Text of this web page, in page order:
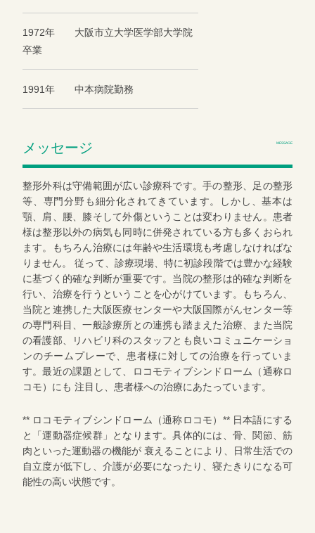
1972年 大阪市立大学医学部大学院
卒業
1991年 中本病院勤務
メッセージ MESSAGE
整形外科は守備範囲が広い診療科です。手の整形、足の整形
等、専門分野も細分化されてきています。しかし、基本は
顎、肩、腰、膝そして外傷ということは変わりません。患者
様は整形以外の病気も同時に併発されている方も多くおられ
ます。もちろん治療には年齢や生活環境も考慮しなければな
りません。 従って、診療現場、特に初診段階では豊かな経験
に基づく的確な判断が重要です。当院の整形は的確な判断を
行い、治療を行うということを心がけています。もちろん、
当院と連携した大阪医療センターや大阪国際がんセンター等
の専門科目、一般診療所との連携も踏まえた治療、また当院
の看護部、リハビリ科のスタッフとも良いコミュニケーショ
ンのチームプレーで、患者様に対しての治療を行っていま
す。最近の課題として、ロコモティブシンドローム（通称ロ
コモ）にも 注目し、患者様への治療にあたっています。
** ロコモティブシンドローム（通称ロコモ）** 日本語にする
と「運動器症候群」となります。具体的には、骨、関節、筋
肉といった運動器の機能が 衰えることにより、日常生活での
自立度が低下し、介護が必要になったり、寝たきりになる可
能性の高い状態です。